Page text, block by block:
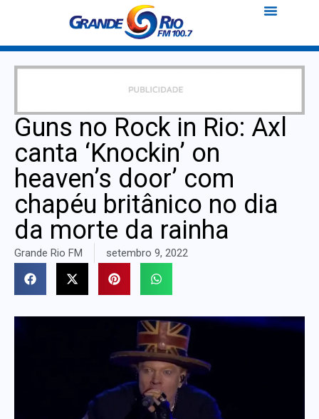
Guns no Rock in Rio: Axl
canta ‘Knockin’ on
heaven’s door’ com
chapéu britânico no dia
da morte da rainha
Grande Rio FM setembro 9, 2022